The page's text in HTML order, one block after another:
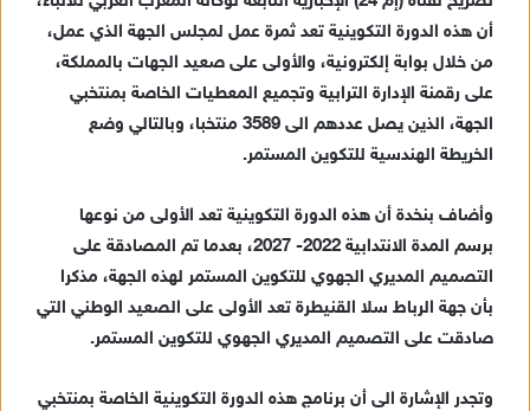
أن هذه الدورة التكوينية تعد ثمرة عمل لمجلس الجهة الذي عمل،
من خلال بوابة إلكترونية، والأولى على صعيد الجهات بالمملكة،
على رقمنة الإدارة الترابية وتجميع المعطيات الخاصة بمنتخبي
الجهة، الذين يصل عددهم الى 3589 منتخبا، وبالتالي وضع
الخريطة الهندسية للتكوين المستمر.
وأضاف بنخدة أن هذه الدورة التكوينية تعد الأولى من نوعها
برسم المدة الانتدابية 2022- 2027، بعدما تم المصادقة على
التصميم المديري الجهوي للتكوين المستمر لهذه الجهة، مذكرا
بأن جهة الرباط سلا القنيطرة تعد الأولى على الصعيد الوطني التي
صادقت على التصميم المديري الجهوي للتكوين المستمر.
وتجدر الإشارة الى أن برنامج هذه الدورة التكوينية الخاصة بمنتخبي